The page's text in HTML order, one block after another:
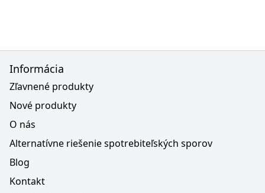
Informácia
Zľavnené produkty
Nové produkty
O nás
Alternatívne riešenie spotrebiteľských sporov
Blog
Kontakt